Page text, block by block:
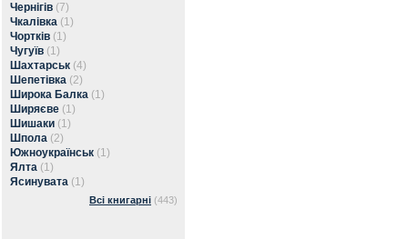
Чернігів (7)
Чкалівка (1)
Чортків (1)
Чугуїв (1)
Шахтарськ (4)
Шепетівка (2)
Широка Балка (1)
Ширяєве (1)
Шишаки (1)
Шпола (2)
Южноукраїнськ (1)
Ялта (1)
Ясинувата (1)
Всі книгарні (443)